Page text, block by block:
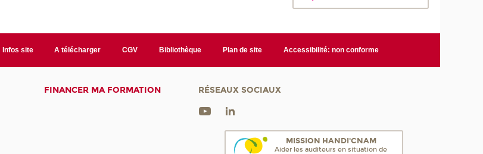
Infos site A télécharger CGV Bibliothèque Plan de site Accessibilité: non conforme
FINANCER MA FORMATION RÉSEAUX SOCIAUX
MISSION HANDI'CNAM
Aider les auditeurs en situation de